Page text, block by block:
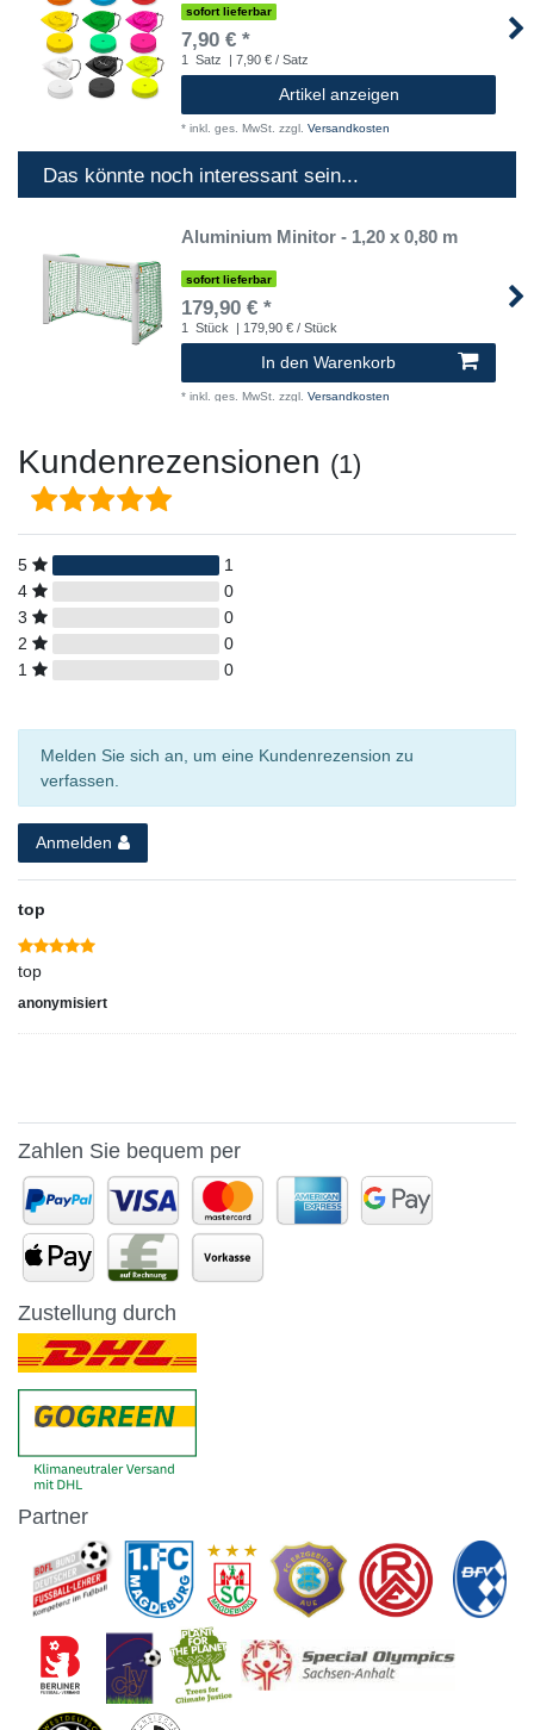
sofort lieferbar
7,90 € *
1 Satz | 7,90 € / Satz
Artikel anzeigen
* inkl. ges. MwSt. zzgl. Versandkosten
Das könnte noch interessant sein...
Aluminium Minitor - 1,20 x 0,80 m
sofort lieferbar
179,90 € *
1 Stück | 179,90 € / Stück
In den Warenkorb
* inkl. ges. MwSt. zzgl. Versandkosten
Kundenrezensionen (1)
5
1
4
0
3
0
2
0
1
0
Melden Sie sich an, um eine Kundenrezension zu
verfassen.
Anmelden
top
top
anonymisiert
Zahlen Sie bequem per
Zustellung durch
Partner